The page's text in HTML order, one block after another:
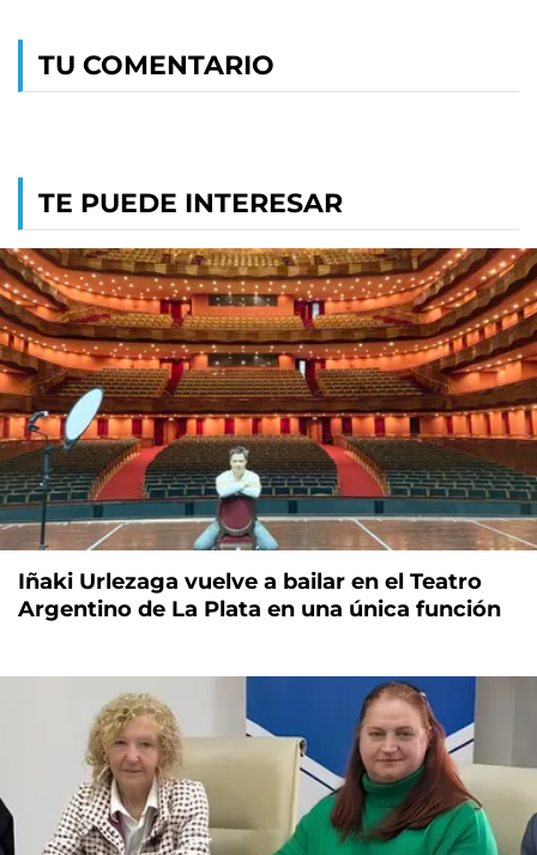
TU COMENTARIO
TE PUEDE INTERESAR
Iñaki Urlezaga vuelve a bailar en el Teatro
Argentino de La Plata en una única función